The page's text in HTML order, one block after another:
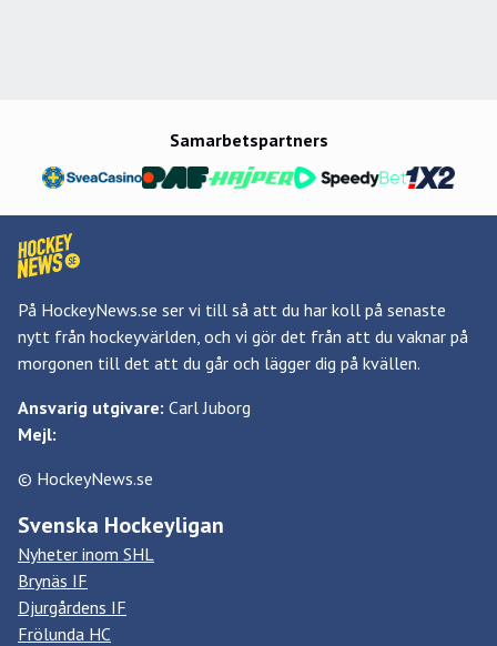
Samarbetspartners
På HockeyNews.se ser vi till så att du har koll på senaste
nytt från hockeyvärlden, och vi gör det från att du vaknar på
morgonen till det att du går och lägger dig på kvällen.
Ansvarig utgivare: Carl Juborg
Mejl:
© HockeyNews.se
Svenska Hockeyligan
Nyheter inom SHL
Brynäs IF
Djurgårdens IF
Frölunda HC